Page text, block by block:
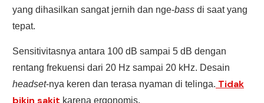
yang dihasilkan sangat jernih dan nge-bass di saat yang
tepat.
Sensitivitasnya antara 100 dB sampai 5 dB dengan
rentang frekuensi dari 20 Hz sampai 20 kHz. Desain
headset-nya keren dan terasa nyaman di telinga. Tidak
bikin sakit karena ergonomis.